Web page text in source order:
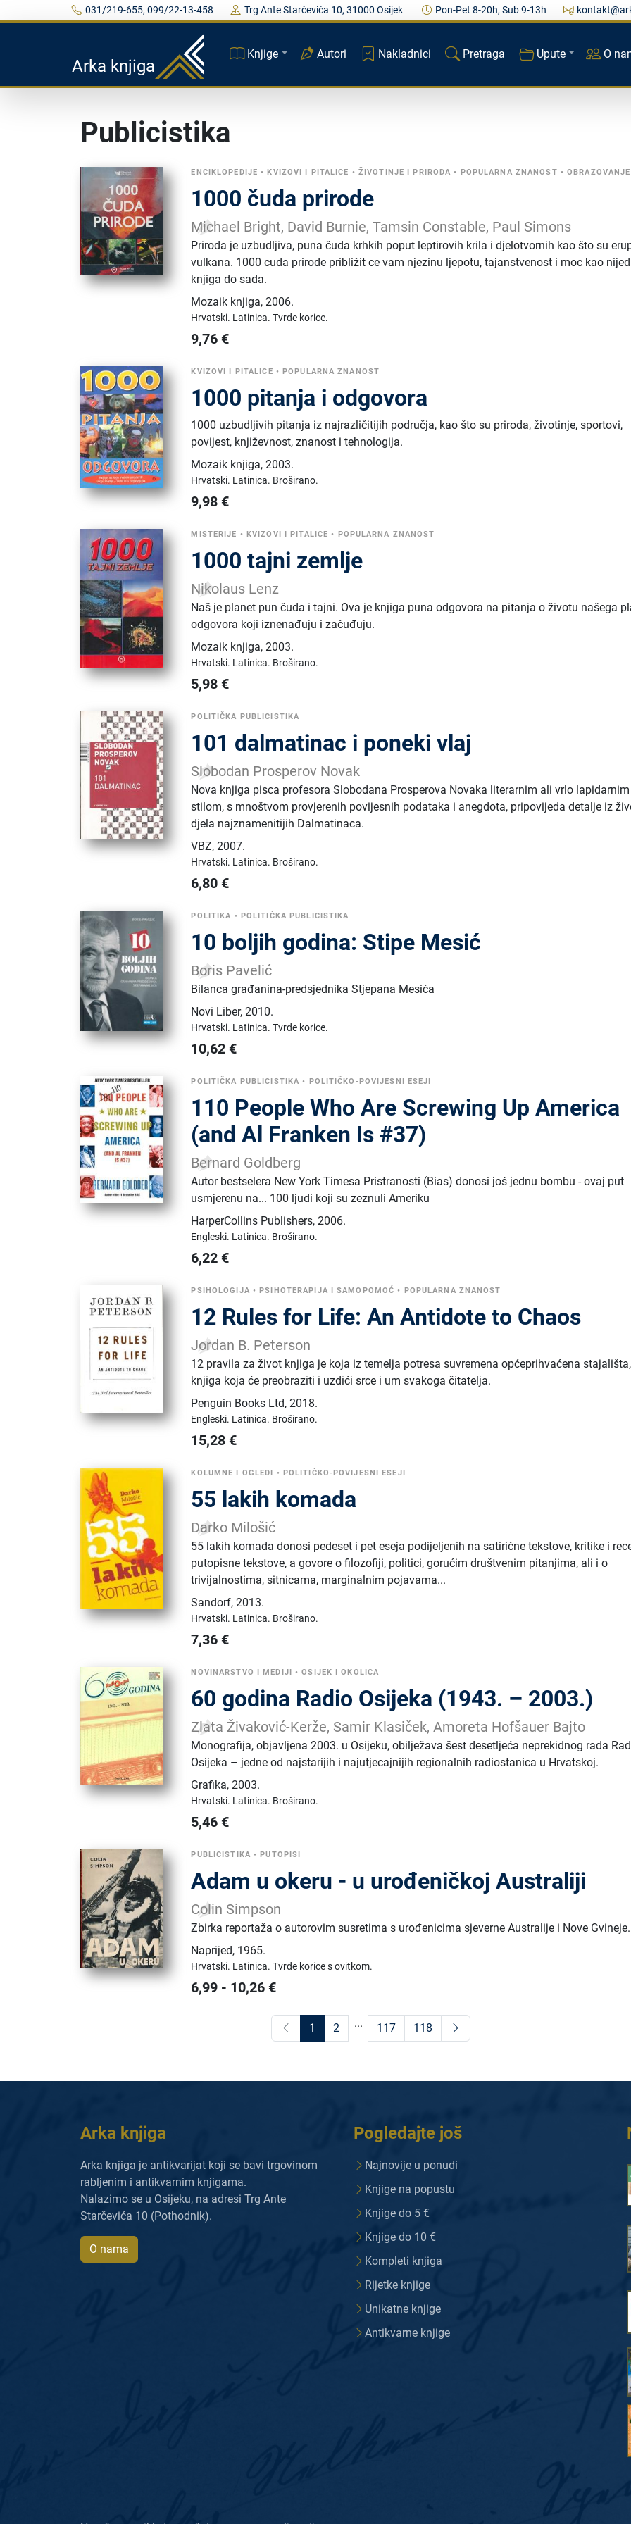
031/219-655, 099/22-13-458 Trg Ante Starčevića 10, 31000 Osijek Pon-Pet 8-20h, Sub 9-13h
Arka knjiga
Knjige Autori Nakladnici Pretraga Upute O
Publicistika
ENCIKLOPEDIJE •KVIZOVI I PITALICE • ŽIVOTINJE I PRIRODA • POPULARNA ZNANOST •OBRAZOVANJE
1000 čuda prirode
Michael Bright, David Burnie, Tamsin Constable, Paul Simons
Priroda je uzbudljiva, puna čuda krhkih poput leptirovih krila i djelotvornih kao što su
vulkana. 1000 cuda prirode približit ce vam njezinu ljepotu, tajanstvenost i moc kao
knjiga do sada.
Mozaik knjiga,2006.
Hrvatski. Latinica.Tvrde korice.
9,76 €
KVIZOVI I PITALICE •POPULARNA ZNANOST
1000 pitanja i odgovora
1000 uzbudljivih pitanja iz najrazličitijih područja, kao što su priroda, životinje, sportovi,
povijest, književnost, znanost i tehnologija.
Mozaik knjiga,2003.
Hrvatski. Latinica. Broširano.
9,98 €
MISTERIJE • KVIZOVI I PITALICE • POPULARNA ZNANOST
1000 tajni zemlje
Nikolaus Lenz
Naš je planet pun čuda i tajni. Ova je knjiga puna odgovora na pitanja o životu našega
odgovora koji iznenađuju i začuđuju.
Mozaik knjiga,2003.
Hrvatski. Latinica. Broširano.
5,98 €
POLITIČKA PUBLICISTIKA
101 dalmatinac i poneki vlaj
Slobodan Prosperov Novak
Nova knjiga pisca profesora Slobodana Prosperova Novaka literarnim ali vrlo lapidarnim
stilom, s mnoštvom provjerenih povijesnih podataka i anegdota, pripovijeda detalje iz
djela najznamenitijih Dalmatinaca.
VBZ,2007.
Hrvatski. Latinica. Broširano.
6,80 €
POLITIKA • POLITIČKA PUBLICISTIKA
10 boljih godina: Stipe Mesić
Boris Pavelić
Bilanca građanina-predsjednika Stjepana Mesića
Novi Liber,2010.
Hrvatski. Latinica.Tvrde korice.
10,62 €
POLITIČKA PUBLICISTIKA • POLITIČKO-POVIJESNI ESEJI
110 People Who Are Screwing Up America
(and Al Franken Is #37)
Bernard Goldberg
Autor bestselera New York Timesa Pristranosti (Bias) donosi još jednu bombu - ovaj put
usmjerenu na... 100 ljudi koji su zeznuli Ameriku
HarperCollins Publishers,2006.
Engleski. Latinica. Broširano.
6,22 €
PSIHOLOGIJA •PSIHOTERAPIJA I SAMOPOMOĆ • POPULARNA ZNANOST
12 Rules for Life: An Antidote to Chaos
Jordan B. Peterson
12 pravila za život knjiga je koja iz temelja potresa suvremena općeprihvaćena stajališta,
knjiga koja će preobraziti i uzdići srce i um svakoga čitatelja.
Penguin Books Ltd,2018.
Engleski. Latinica. Broširano.
15,28 €
KOLUMNE I OGLEDI • POLITIČKO-POVIJESNI ESEJI
55 lakih komada
Darko Milošić
55 lakih komada donosi pedeset i pet eseja podijeljenih na satirične tekstove, kritike i
putopisne tekstove, a govore o filozofiji, politici, gorućim društvenim pitanjima, ali i o
trivijalnostima, sitnicama, marginalnim pojavama...
Sandorf,2013.
Hrvatski. Latinica. Broširano.
7,36 €
NOVINARSTVO I MEDIJI •OSIJEK I OKOLICA
60 godina Radio Osijeka (1943. – 2003.)
Zlata Živaković-Kerže, Samir Klasiček, Amoreta Hofšauer Bajto
Monografija, objavljena 2003. u Osijeku, obilježava šest desetljeća neprekidnog rada
Osijeka – jedne od najstarijih i najutjecajnijih regionalnih radiostanica u Hrvatskoj.
Grafika,2003.
Hrvatski. Latinica. Broširano.
5,46 €
PUBLICISTIKA •PUTOPISI
Adam u okeru - u urođeničkoj Australiji
Colin Simpson
Zbirka reportaža o autorovim susretima s urođenicima sjeverne Australije i Nove Gvineje.
Naprijed, 1965.
Hrvatski. Latinica.Tvrde korice s ovitkom.
6,99 - 10,26 €
1 2 ... 117 118
Arka knjiga
Arka knjiga je antikvarijat koji se bavi trgovinom
rabljenim i antikvarnim knjigama.
Nalazimo se u Osijeku, na adresi Trg Ante
Starčevića 10 (Pothodnik).
O nama
Pogledajte još
Najnovije u ponudi
Knjige na popustu
Knjige do 5 €
Knjige do 10 €
Kompleti knjiga
Rijetke knjige
Unikatne knjige
Antikvarne knjige